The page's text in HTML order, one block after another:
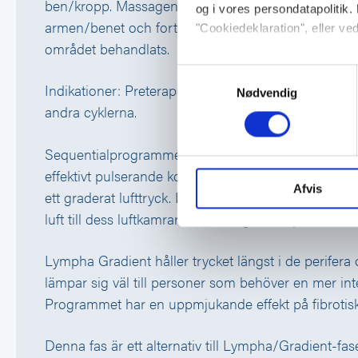
og i vores
"Cookiedeklaration", eller
Hvis du tillader det, vil vi
Indsamle præcise
Dine valg anvendes på hele
Vi bruger cookies til at
vores trafik. Vi deler også
annonceringspartnere og
Nødvendig
Afvis
ben/kropp. Massagen fortsätter sedan från en
armen/benet och fortsätter proximalt. Detta
området behandlats.
Indikationer: Preterapi rekommenderas till
andra cyklerna.
Sequentialprogrammet är ett huvudprogram som
effektivt pulserande kompressionstryck, där varje
ett graderat lufttryck. Luftkamrarna fylls i
luft till dess luftkamrarna samtidigt töms på luft.
Lympha Gradient håller trycket längst i de perifera
lämpar sig väl till personer som behöver en mer
Programmet har en uppmjukande effekt på
Denna fas är ett alternativ till Lympha/Gradient-